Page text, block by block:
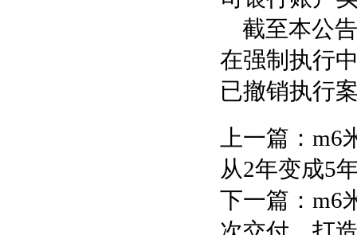
截至本公
在强制执行
已撤销执行
上一篇： m6
从2年变成5
下一篇： m6